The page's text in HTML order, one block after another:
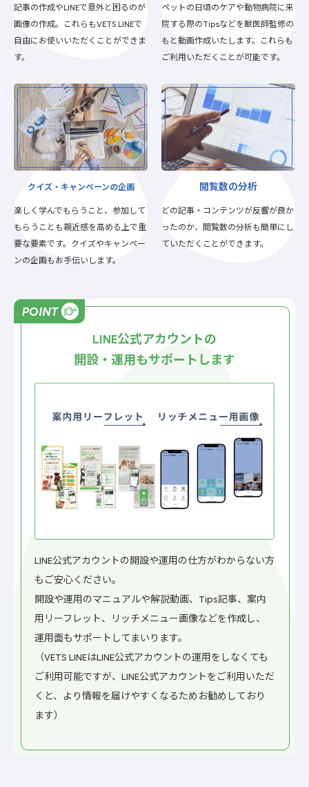
記事の作成やLINEで意外と困るのが
画像の作成。これらもVETS LINEで
自由にお使いいただくことができま
す。
ペットの日頃のケアや動物病院に来
院する際のTipsなどを獣医師監修の
もと動画作成いたします。これらも
ご利用いただくことが可能です。
クイズ・キャンペーンの企画
楽しく学んでもらうこと、参加して
もらうことも親近感を高める上で重
要な要素です。クイズやキャンペー
ンの企画もお手伝いします。
閲覧数の分析
どの記事・コンテンツが反響が良か
ったのか、閲覧数の分析も簡単にし
ていただくことができます。
POINT
LINE公式アカウントの
開設・運用もサポートします
LINE公式アカウントの開設や運用の仕方がわからない方
もご安心ください。
開設や運用のマニュアルや解説動画、Tips記事、案内
用リーフレット、リッチメニュー画像などを作成し、
運用面もサポートしてまいります。
（VETS LINEはLINE公式アカウントの運用をしなくても
ご利用可能ですが、LINE公式アカウントをご利用いただ
くと、より情報を届けやすくなるためお勧めしており
ます）